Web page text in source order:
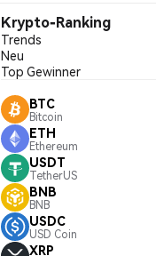
Krypto-Ranking
Trends
Neu
Top Gewinner
BTC
Bitcoin
ETH
Ethereum
USDT
TetherUS
BNB
BNB
USDC
USD Coin
XRP